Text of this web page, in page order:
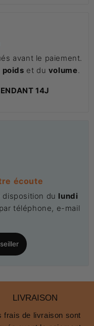
avant le paiement.
poids et du volume
14J
écoute
du lundi
par téléphone, e-mail
LIVRAISON
frais de livraison sont